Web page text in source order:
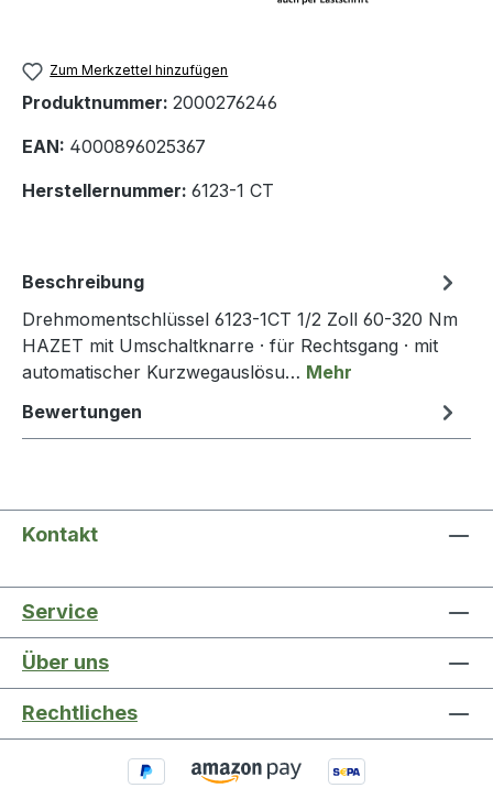
Zum Merkzettel hinzufügen
Produktnummer: 2000276246
EAN: 4000896025367
Herstellernummer: 6123-1 CT
Beschreibung
Drehmomentschlüssel 6123-1CT 1/2 Zoll 60-320 Nm
HAZET mit Umschaltknarre · für Rechtsgang · mit
automatischer Kurzwegauslösu… Mehr
Bewertungen
Kontakt
Service
Über uns
Rechtliches